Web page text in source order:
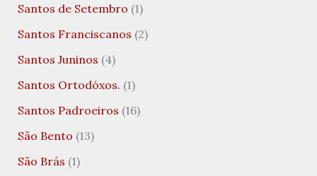
Santos de Setembro (1)
Santos Franciscanos (2)
Santos Juninos (4)
Santos Ortodóxos. (1)
Santos Padroeiros (16)
São Bento (13)
São Brás (1)